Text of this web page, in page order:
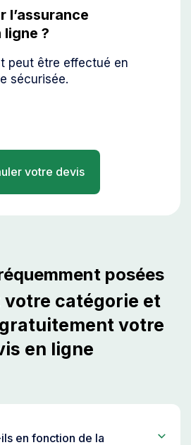
l’assurance
ligne ?
peut être effectué en
sécurisée.
votre devis
posées
votre catégorie et
votre
en ligne
en fonction de la